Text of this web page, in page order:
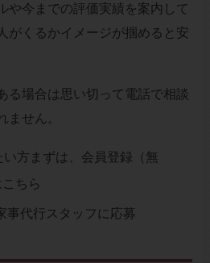
や今までの評価実績を案内して
がくるかイメージが掴めると安
る場合は思い切って電話で相談
ません。
方まずは、会員登録（無
ちら
事代行スタッフに応募